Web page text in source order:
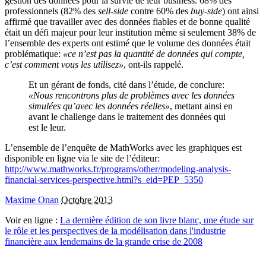
professionnels (82% des sell-side contre 60% des buy-side) ont ainsi
affirmé que travailler avec des données fiables et de bonne qualité
était un défi majeur pour leur institution même si seulement 38% de
l’ensemble des experts ont estimé que le volume des données était
problématique: «ce n’est pas la quantité de données qui compte,
c’est comment vous les utilisez», ont-ils rappelé.
Et un gérant de fonds, cité dans l’étude, de conclure:
«Nous rencontrons plus de problèmes avec les données
simulées qu’avec les données réelles», mettant ainsi en
avant le challenge dans le traitement des données qui
est le leur.
L’ensemble de l’enquête de MathWorks avec les graphiques est
disponible en ligne via le site de l’éditeur:
http://www.mathworks.fr/programs/other/modeling-analysis-
financial-services-perspective.html?s_eid=PEP_5350
Maxime Onan Octobre 2013
Voir en ligne : La dernière édition de son livre blanc, une étude sur
le rôle et les perspectives de la modélisation dans l'industrie
financière aux lendemains de la grande crise de 2008